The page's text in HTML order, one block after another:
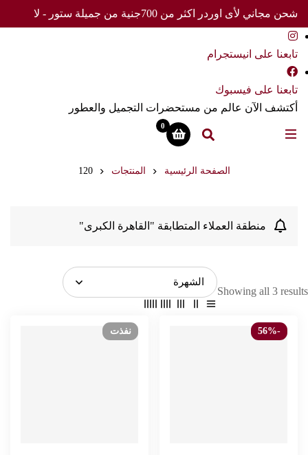
شحن مجاني لأى اوردر اكثر من 700جنية من جميلة ستور - لا
تفوت العرض
تابعنا على انيستجرام
تابعنا على فيسبوك
أكتشف الآن عالم من مستحضرات التجميل والعطور
0
الصفحة الرئيسية المنتجات 120
منطقة العملاء المتطابقة "القاهرة الكبرى"
Showing all 3 results
-56% نفذت